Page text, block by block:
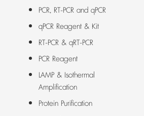
PCR, RT-PCR and qPCR
qPCR Reagent & Kit
RT-PCR & qRT-PCR
PCR Reagent
LAMP & Isothermal
Amplification
Protein Purification